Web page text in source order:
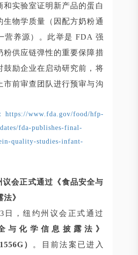
和实验室证明新产品的蛋白
生物学质量（因配方奶粉通
营养源）。此举是 FDA 强
粉供应链弹性的重要保障措
鼓励企业在启动研究前，将
市前审查团队进行预审与沟
www.fda.gov/food/hfp-
fda-publishes-final-
quality-studies-infant-
议会正式通过《食品安全与
》
日，纽约州议会正式通过
与化学信息披露法》
） 。目前法案已进入